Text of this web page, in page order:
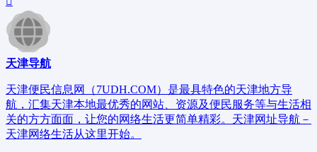
天津导航
天津便民信息网（7UDH.COM）是最具特色的天津地方导
航，汇集天津本地最优秀的网站、资源及便民服务等与生活相
关的方方面面，让您的网络生活更简单精彩。天津网址导航－
天津网络生活从这里开始。